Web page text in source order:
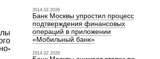
-
3014.02.2026
Банк Москвы упростил процесс
подтверждения финансовых
операций в приложении
«Мобильный банк»
2914.02.2026